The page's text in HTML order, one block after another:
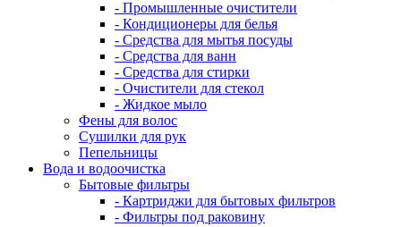
- Промышленные очистители
- Кондиционеры для белья
- Средства для мытья посуды
- Средства для ванн
- Средства для стирки
- Очистители для стекол
- Жидкое мыло
Фены для волос
Сушилки для рук
Пепельницы
Вода и водоочистка
Бытовые фильтры
- Картриджи для бытовых фильтров
- Фильтры под раковину